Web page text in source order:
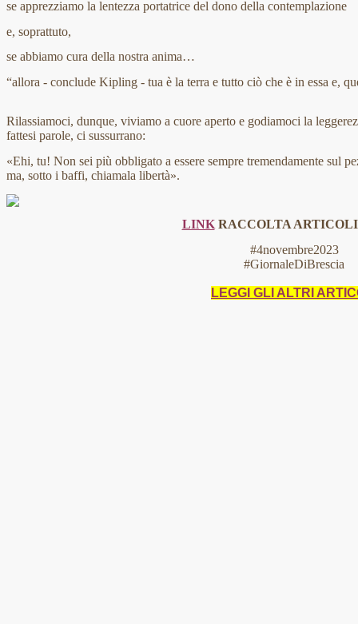
se apprezziamo la lentezza portatrice del dono della contemplazione
e, soprattuto,
se abbiamo cura della nostra anima…
“allora - conclude Kipling - tua è la terra e tutto ciò che è in essa e,
Rilassiamoci, dunque, viviamo a cuore aperto e godiamoci la
fattesi parole, ci sussurrano:
«Ehi, tu! Non sei più obbligato a essere sempre tremendamente sul
ma, sotto i baffi, chiamala libertà».
LINKRACCOLTA ARTICOLI
#4novembre2023
#GiornaleDiBrescia
LEGGI GLI ALTRI